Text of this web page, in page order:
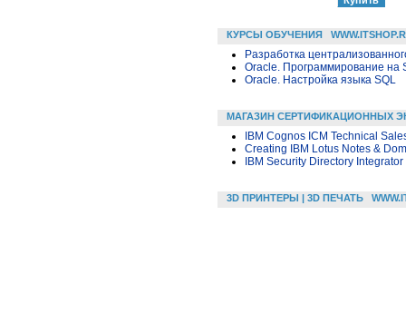
КУРСЫ ОБУЧЕНИЯ
Разработка
Oracle. Программирование на
Oracle. Настройка языка SQL
МАГАЗИН СЕРТИФИКАЦИОННЫХ
IBM Cognos ICM Technical
Creating IBM Lotus Notes &
IBM Security Directory
3D ПРИНТЕРЫ | 3D ПЕЧАТЬ